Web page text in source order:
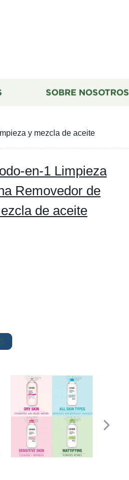
SOBRE NOSOTROS
y mezcla de aceite
en-1 Limpieza
Removedor de
de aceite